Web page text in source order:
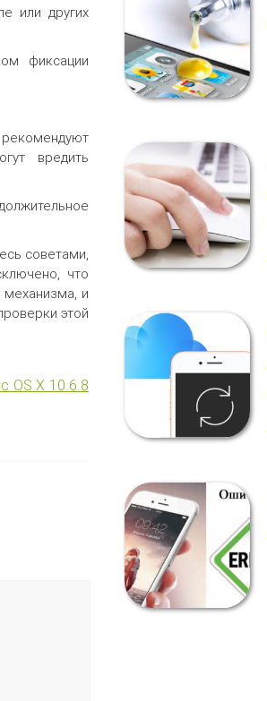
или других
фиксации
вредить
советами,
что
механизма, и
этой
OS X 10.6.8